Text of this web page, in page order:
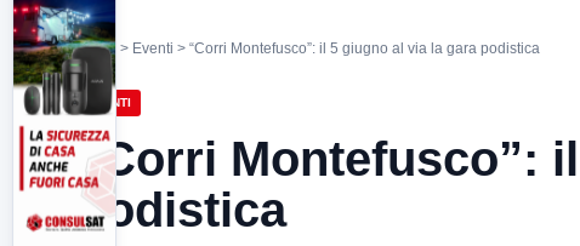
Home > Eventi > “Corri Montefusco”: il 5 giugno al via la gara podistica
EVENTI
“Corri Montefusco”:
podistica